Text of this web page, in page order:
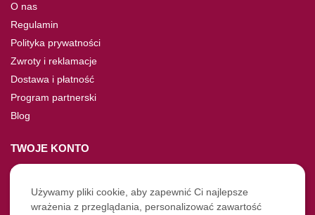
O nas
Regulamin
Polityka prywatności
Zwroty i reklamacje
Dostawa i płatność
Program partnerski
Blog
TWOJE KONTO
Moje konto
Nie pamiętasz hasła?
Twoje zamówienia
Używamy pliki cookie, aby zapewnić Ci najlepsze
wrażenia z przeglądania, personalizować zawartość